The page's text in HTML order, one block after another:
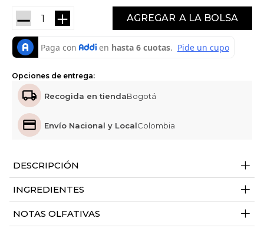
＋
－ AGREGAR
Opciones de entrega:
Recogida en tiendaBogotá
Envío Nacional y LocalColombia
DESCRIPCIÓN +
INGREDIENTES +
NOTAS OLFATIVAS +